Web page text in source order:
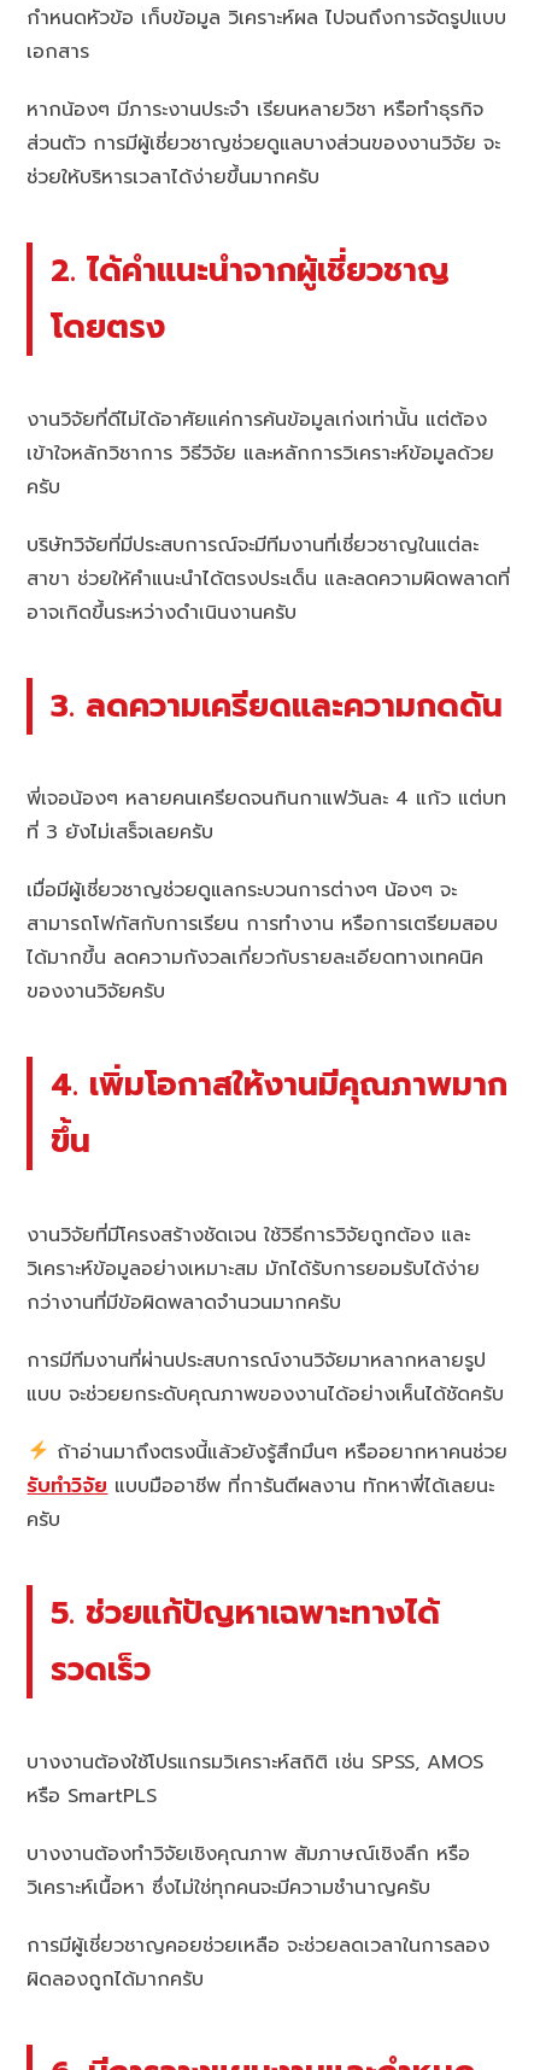
กำหนดหัวข้อ เก็บข้อมูล วิเคราะห์ผล ไปจนถึงการจัดรูปแบบ
เอกสาร
หากน้องๆ มีภาระงานประจำ เรียนหลายวิชา หรือทำธุรกิจ
ส่วนตัว การมีผู้เชี่ยวชาญช่วยดูแลบางส่วนของงานวิจัย จะ
ช่วยให้บริหารเวลาได้ง่ายขึ้นมากครับ
2. ได้คำแนะนำจากผู้เชี่ยวชาญ
โดยตรง
งานวิจัยที่ดีไม่ได้อาศัยแค่การค้นข้อมูลเก่งเท่านั้น แต่ต้อง
เข้าใจหลักวิชาการ วิธีวิจัย และหลักการวิเคราะห์ข้อมูลด้วย
ครับ
บริษัทวิจัยที่มีประสบการณ์จะมีทีมงานที่เชี่ยวชาญในแต่ละ
สาขา ช่วยให้คำแนะนำได้ตรงประเด็น และลดความผิดพลาดที่
อาจเกิดขึ้นระหว่างดำเนินงานครับ
3. ลดความเครียดและความกดดัน
พี่เจอน้องๆ หลายคนเครียดจนกินกาแฟวันละ 4 แก้ว แต่บท
ที่ 3 ยังไม่เสร็จเลยครับ
เมื่อมีผู้เชี่ยวชาญช่วยดูแลกระบวนการต่างๆ น้องๆ จะ
สามารถโฟกัสกับการเรียน การทำงาน หรือการเตรียมสอบ
ได้มากขึ้น ลดความกังวลเกี่ยวกับรายละเอียดทางเทคนิค
ของงานวิจัยครับ
4. เพิ่มโอกาสให้งานมีคุณภาพมาก
ขึ้น
งานวิจัยที่มีโครงสร้างชัดเจน ใช้วิธีการวิจัยถูกต้อง และ
วิเคราะห์ข้อมูลอย่างเหมาะสม มักได้รับการยอมรับได้ง่าย
กว่างานที่มีข้อผิดพลาดจำนวนมากครับ
การมีทีมงานที่ผ่านประสบการณ์งานวิจัยมาหลากหลายรูป
แบบ จะช่วยยกระดับคุณภาพของงานได้อย่างเห็นได้ชัดครับ
ถ้าอ่านมาถึงตรงนี้แล้วยังรู้สึกมึนๆ หรืออยากหาคนช่วย
รับทำวิจัยแบบมืออาชีพ ที่การันตีผลงาน ทักหาพี่ได้เลยนะ
ครับ
5. ช่วยแก้ปัญหาเฉพาะทางได้
รวดเร็ว
บางงานต้องใช้โปรแกรมวิเคราะห์สถิติ เช่น SPSS, AMOS
หรือ SmartPLS
บางงานต้องทำวิจัยเชิงคุณภาพ สัมภาษณ์เชิงลึก หรือ
วิเคราะห์เนื้อหา ซึ่งไม่ใช่ทุกคนจะมีความชำนาญครับ
การมีผู้เชี่ยวชาญคอยช่วยเหลือ จะช่วยลดเวลาในการลอง
ผิดลองถูกได้มากครับ